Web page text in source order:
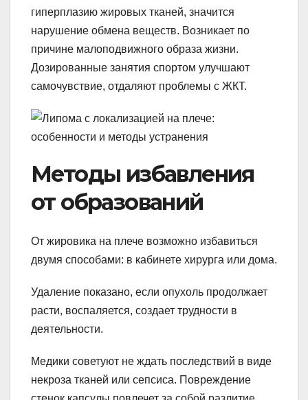
гиперплазию жировых тканей, значится
нарушение обмена веществ. Возникает по
причине малоподвижного образа жизни.
Дозированные занятия спортом улучшают
самочувствие, отдаляют проблемы с ЖКТ.
Методы избавления
от образований
От жировика на плече возможно избавиться
двумя способами: в кабинете хирурга или дома.
Удаление показано, если опухоль продолжает
расти, воспаляется, создает трудности в
деятельности.
Медики советуют не ждать последствий в виде
некроза тканей или сепсиса. Повреждение